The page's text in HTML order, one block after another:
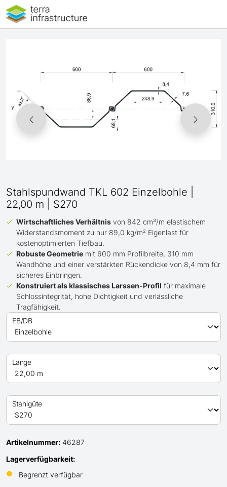
Stahlspundwand TKL 602 Einzelbohle |
22,00 m | S270
Wirtschaftliches Verhältnis von 842 cm³/m elastischem
Widerstandsmoment zu nur 89,0 kg/m² Eigenlast für
kostenoptimierten Tiefbau.
Robuste Geometrie mit 600 mm Profilbreite, 310 mm
Wandhöhe und einer verstärkten Rückendicke von 8,4 mm für
sicheres Einbringen.
Konstruiert als klassisches Larssen-Profil für maximale
Schlossintegrität, hohe Dichtigkeit und verlässliche
Tragfähigkeit.
EB/DB
Länge
Stahlgüte
Artikelnummer: 46287
Lagerverfügbarkeit:
●
Begrenzt verfügbar